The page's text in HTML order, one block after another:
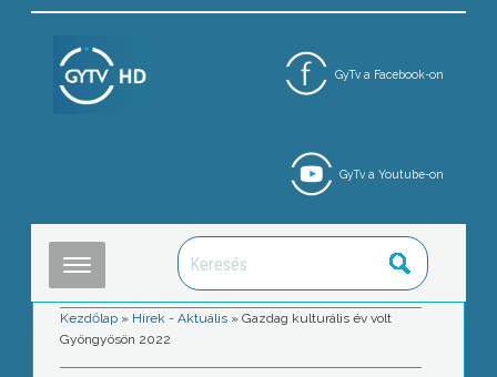
GyTv a Facebook-on
GyTv a Youtube-on
Kezdőlap » Hírek - Aktuális »Gazdag kulturális év volt
Gyöngyösön 2022